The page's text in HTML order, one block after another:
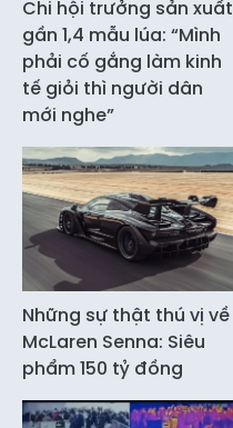
Chi hội trưởng sản xuất
gần 1,4 mẫu lúa: “Mình
phải cố gắng làm kinh
tế giỏi thì người dân
mới nghe”
Những sự thật thú vị về
McLaren Senna: Siêu
phẩm 150 tỷ đồng